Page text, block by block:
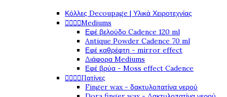
Κόλλες Decoupage | Υλικά Χειροτεχνίας
Mediums
Εφέ βελούδο Cadence 120 ml
Antique Powder Cadence 70 ml
Εφέ καθρέφτη - mirror effect
Διάφορα Mediums
Εφέ βρύα - Moss effect Cadence
Πατίνες
Finger wax - δακτυλοπατίνα νερού